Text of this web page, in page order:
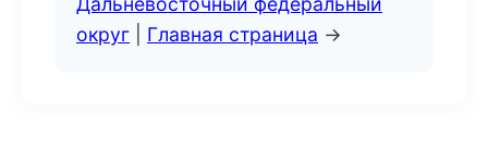
округ
Главная страница →